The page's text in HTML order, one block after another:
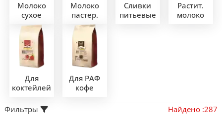
Молоко
сухое
Молоко
пастер.
Сливки
питьевые
Растит.
молоко
Для
коктейлей
Для РАФ
кофе
Фильтры Найдено :287